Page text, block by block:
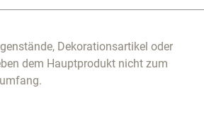
Dekorationsartikel oder
dem Hauptprodukt nicht zum